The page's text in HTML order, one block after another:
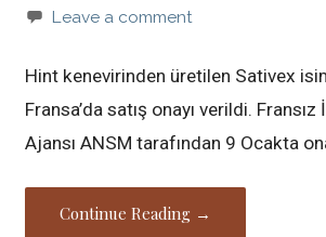
Leave a comment
Hint kenevirinden üretilen Sativex
Fransa’da satış onayı verildi.
Ajansı ANSM tarafından 9 Ocakta
Continue Reading →